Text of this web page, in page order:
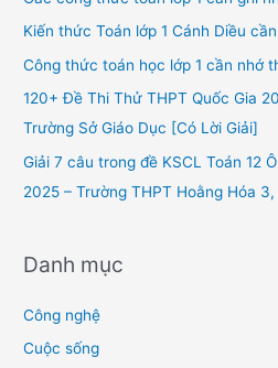
f
o
Kiến thức Toán lớp 1 Cánh Diều
Công thức toán học lớp 1 cần nhớ
120+ Đề Thi Thử THPT Quốc Gia
Trường Sở Giáo Dục [Có Lời Giải]
Giải 7 câu trong đề KSCL Toán 12
2025 – Trường THPT Hoằng Hóa
Danh mục
Công nghệ
Cuộc sống